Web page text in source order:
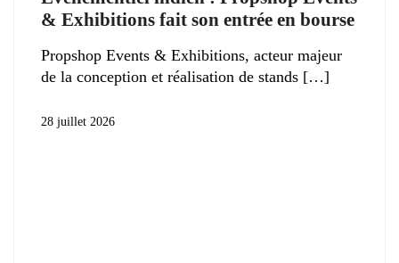
& Exhibitions fait son entrée en bourse
Propshop Events & Exhibitions, acteur majeur
de la conception et réalisation de stands
28 juillet 2026